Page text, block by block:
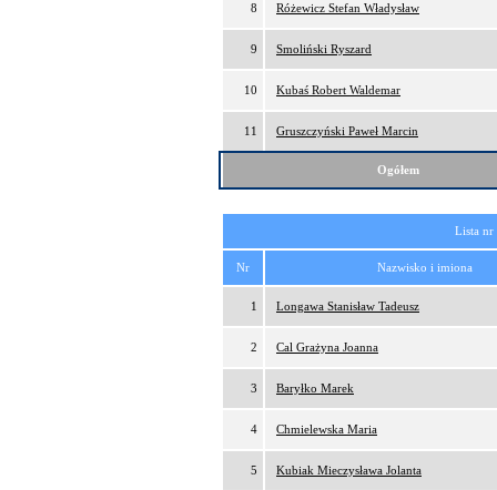
8 Różewicz Stefan Władysław
9 Smoliński Ryszard
10 Kubaś Robert Waldemar
11 Gruszczyński Paweł Marcin
Ogółem
Lista
Nr Nazwisko i imiona
1 Longawa Stanisław Tadeusz
2 Cal Grażyna Joanna
3 Baryłko Marek
4 Chmielewska Maria
5 Kubiak Mieczysława Jolanta